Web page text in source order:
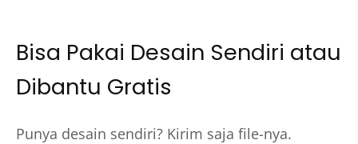
Bisa Pakai Desain Sendiri atau
Dibantu Gratis
Punya desain sendiri? Kirim saja file-nya.